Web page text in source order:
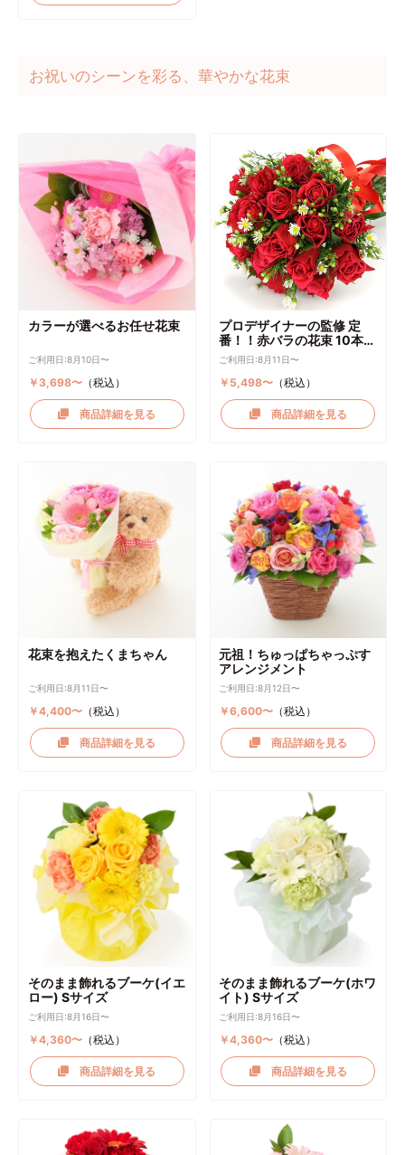
お祝いのシーンを彩る、華やかな花束
カラーが選べるお任せ花束
ご利用日:8月10日〜
￥3,698〜（税込）
商品詳細を見る
プロデザイナーの監修 定
番！！赤バラの花束 10本～
選択可能
ご利用日:8月11日〜
￥5,498〜 （税込）
商品詳細を見る
花束を抱えたくまちゃん
ご利用日:8月11日〜
￥4,400〜（税込）
商品詳細を見る
元祖！ちゅっぱちゃっぷす
アレンジメント
ご利用日:8月12日〜
￥6,600〜 （税込）
商品詳細を見る
そのまま飾れるブーケ(イエ
ロー) Sサイズ
ご利用日:8月16日〜
￥4,360〜（税込）
商品詳細を見る
そのまま飾れるブーケ(ホワ
イト) Sサイズ
ご利用日:8月16日〜
￥4,360〜 （税込）
商品詳細を見る